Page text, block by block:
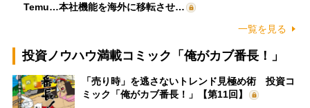
Temu…本社機能を海外に移転させ…
一覧を見る
投資ノウハウ満載コミック「俺がカブ番長！」
「売り時」を逃さないトレンド見極め術 投資コ
ミック「俺がカブ番長！」【第11回】